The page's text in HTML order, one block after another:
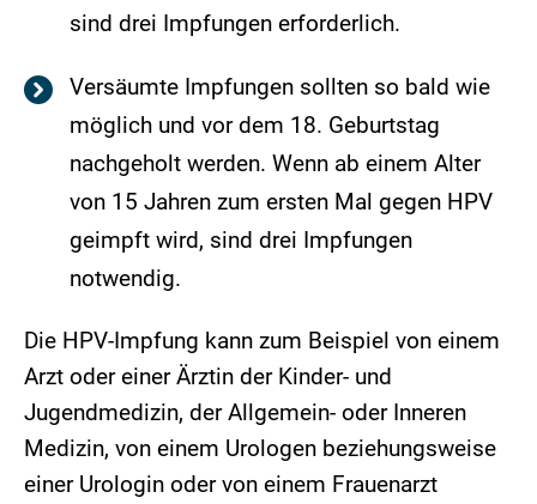
sind drei Impfungen erforderlich.
Versäumte Impfungen sollten so bald wie
möglich und vor dem 18. Geburtstag
nachgeholt werden. Wenn ab einem Alter
von 15 Jahren zum ersten Mal gegen HPV
geimpft wird, sind drei Impfungen
notwendig.
Die HPV-Impfung kann zum Beispiel von einem
Arzt oder einer Ärztin der Kinder- und
Jugendmedizin, der Allgemein- oder Inneren
Medizin, von einem Urologen beziehungsweise
einer Urologin oder von einem Frauenarzt